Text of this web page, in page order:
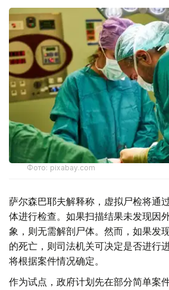
Фото: pixabay.com
萨尔森巴耶夫解释称，虚拟尸检将通
体进行检查。如果扫描结果未发现因
象，则无需解剖尸体。然而，如果发
的死亡，则司法机关可决定是否进行
将根据案件情况确定。
作为试点，政府计划先在部分简单案